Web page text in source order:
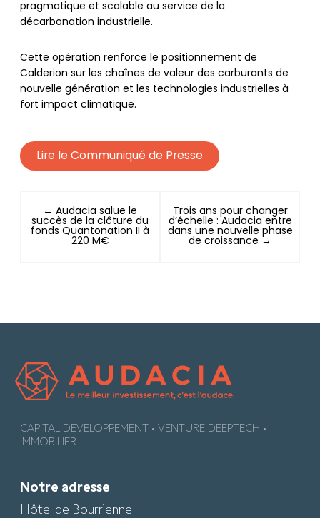
pragmatique et scalable au service de la
décarbonation industrielle.
Cette opération renforce le positionnement de
Calderion sur les chaînes de valeur des carburants de
nouvelle génération et les technologies industrielles à
fort impact climatique.
Lire le Communiqué de Presse
← Audacia salue le
succès de la clôture du
fonds Quantonation II à
220 M€
Trois ans pour changer
d’échelle : Audacia entre
dans une nouvelle phase
de croissance →
CAPITAL DÉVELOPPEMENT • VENTURE DEEPTECH •
IMMOBILIER
Notre adresse
Hôtel de Bourrienne